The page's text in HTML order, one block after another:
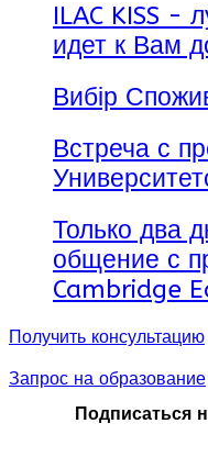
государственными
здравоохранения,
обслуживания
ILAC KISS -
идет к Вам
Вибір
Встреча с
Только два
общение с
Cambridge
Получить консультацию
Запрос на образование
Подписаться